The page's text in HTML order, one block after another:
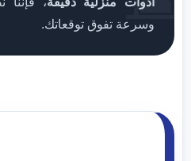
وسرعة تفوق توقعاتك.